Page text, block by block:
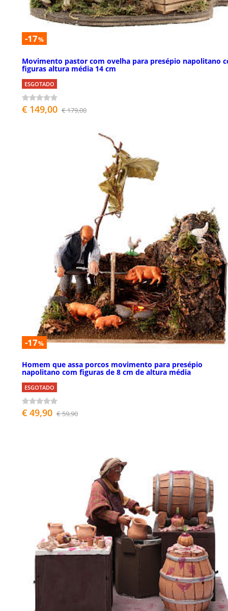
-17%
Movimento pastor com ovelha para presépio napolitano
figuras altura média 14 cm
ESGOTADO
€ 149,00 € 179,00
-17%
Homem que assa porcos movimento para presépio
napolitano com figuras de 8 cm de altura média
ESGOTADO
€ 49,90 € 59,90